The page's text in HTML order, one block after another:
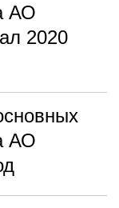
АО
2020
АО